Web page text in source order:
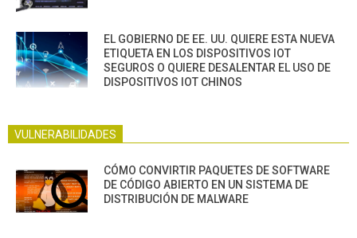
EL GOBIERNO DE EE. UU. QUIERE ESTA NUEVA
ETIQUETA EN LOS DISPOSITIVOS IOT
SEGUROS O QUIERE DESALENTAR EL USO DE
DISPOSITIVOS IOT CHINOS
VULNERABILIDADES
CÓMO CONVIRTIR PAQUETES DE SOFTWARE
DE CÓDIGO ABIERTO EN UN SISTEMA DE
DISTRIBUCIÓN DE MALWARE